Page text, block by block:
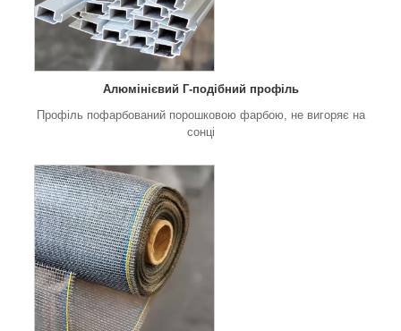
Алюмінієвий Г-подібний профіль
Профіль пофарбований порошковою фарбою, не вигоряє на
сонці